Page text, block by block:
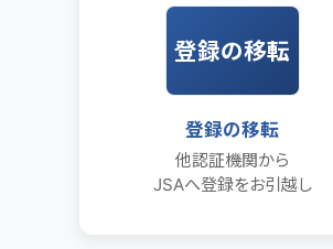
登録の移転
登録の移転
他認証機関から
JSAへ登録をお引越し